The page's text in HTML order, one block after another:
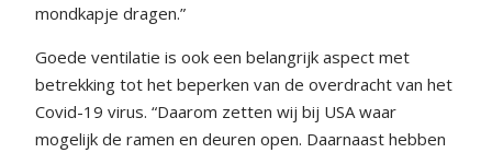
mondkapje dragen.”
Goede ventilatie is ook een belangrijk aspect met
betrekking tot het beperken van de overdracht van het
Covid-19 virus. “Daarom zetten wij bij USA waar
mogelijk de ramen en deuren open. Daarnaast hebben